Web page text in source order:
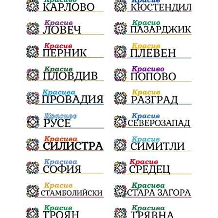
ПолитическиНатиск ЗаплахаЗаАрест
ПартияВеличие ЕкатеринаДафовска Тракия
ПТП Сливен КварталРечица Данъци
ПътнаИнфраструктура Асфалт
БрашноСтоименов ИстинскиХляб
БългарскоКачество Запис
ПолитическоЗадкулисие Микродрон
КомарДрон КитайскаТехнология
ВоенниТехнологии Наркотици